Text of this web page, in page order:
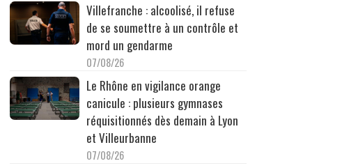
Villefranche : alcoolisé, il refuse
de se soumettre à un contrôle et
mord un gendarme
07/08/26
Le Rhône en vigilance orange
canicule : plusieurs gymnases
réquisitionnés dès demain à Lyon
et Villeurbanne
07/08/26